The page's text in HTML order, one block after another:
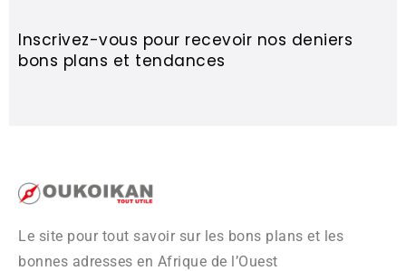
Inscrivez-vous pour recevoir nos deniers
bons plans et tendances
Le site pour tout savoir sur les bons plans et les
bonnes adresses en Afrique de l’Ouest